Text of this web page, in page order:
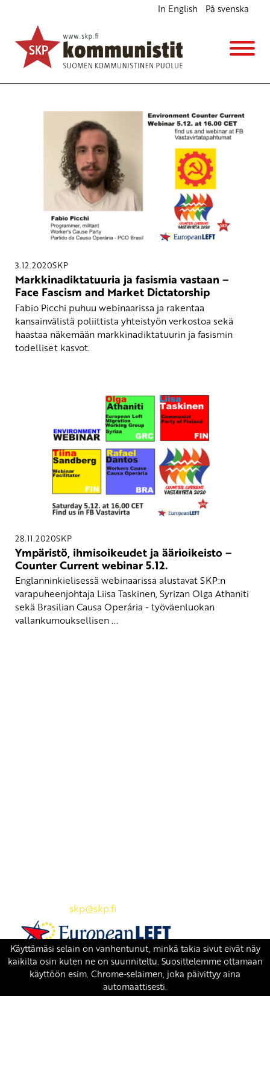
In English På svenska
Far Right
3.12.2020SKP
Markkinadiktatuuria ja fasismia vastaan –
Face Fascism and Market Dictatorship
Fabio Picchi puhuu webinaarissa ja rakentaa
kansainvälistä poliittista yhteistyön verkostoa sekä
haastaa näkemään markkinadiktatuurin ja fasismin
todelliset kasvot.
28.11.2020SKP
Ympäristö, ihmisoikeudet ja äärioikeisto –
Counter Current webinar 5.12.
Englanninkielisessä webinaarissa alustavat SKP:n
varapuheenjohtaja Liisa Taskinen, Syrizan Olga Athaniti
sekä Brasilian Causa Operária - työväenluokan
vallankumouksellisen ...
skp@skp.fi
SKP on Euroopan Vasemmistopuolueen jäsen.
european-left.org
european-left.org/manifesto/